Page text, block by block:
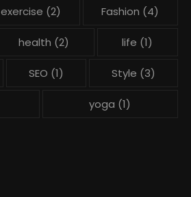
exercise (2) Fashion (4)
health (2) life (1)
SEO (1) Style (3)
yoga (1)